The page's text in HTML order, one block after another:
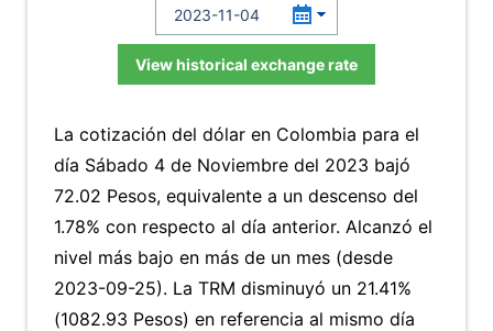
View historical exchange rate
La cotización del dólar en Colombia para el
día Sábado 4 de Noviembre del 2023 bajó
72.02 Pesos, equivalente a un descenso del
1.78% con respecto al día anterior. Alcanzó el
nivel más bajo en más de un mes (desde
2023-09-25). La TRM disminuyó un 21.41%
(1082.93 Pesos) en referencia al mismo día